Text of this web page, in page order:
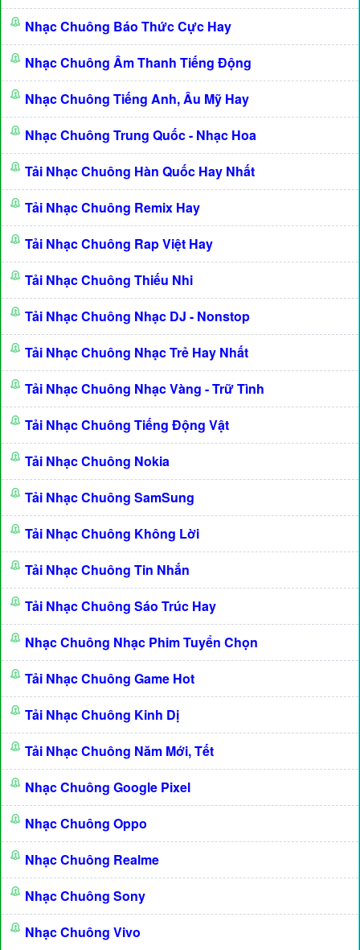
Nhạc Chuông Báo Thức Cực Hay
Nhạc Chuông Âm Thanh Tiếng Động
Nhạc Chuông Tiếng Anh, Âu Mỹ Hay
Nhạc Chuông Trung Quốc - Nhạc Hoa
Tải Nhạc Chuông Hàn Quốc Hay Nhất
Tải Nhạc Chuông Remix Hay
Tải Nhạc Chuông Rap Việt Hay
Tải Nhạc Chuông Thiếu Nhi
Tải Nhạc Chuông Nhạc DJ - Nonstop
Tải Nhạc Chuông Nhạc Trẻ Hay Nhất
Tải Nhạc Chuông Nhạc Vàng - Trữ Tình
Tải Nhạc Chuông Tiếng Động Vật
Tải Nhạc Chuông Nokia
Tải Nhạc Chuông SamSung
Tải Nhạc Chuông Không Lời
Tải Nhạc Chuông Tin Nhắn
Tải Nhạc Chuông Sáo Trúc Hay
Nhạc Chuông Nhạc Phim Tuyển Chọn
Tải Nhạc Chuông Game Hot
Tải Nhạc Chuông Kinh Dị
Tải Nhạc Chuông Năm Mới, Tết
Nhạc Chuông Google Pixel
Nhạc Chuông Oppo
Nhạc Chuông Realme
Nhạc Chuông Sony
Nhạc Chuông Vivo